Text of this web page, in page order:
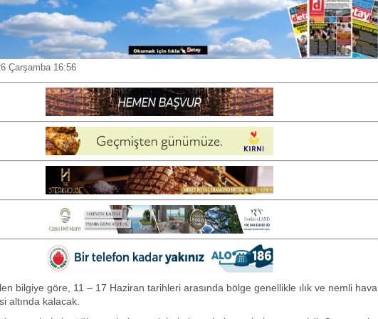
Çarşamba 16:56
bilgiye göre, 11 – 17 Haziran tarihleri arasında bölge genellikle ılık ve nemli hava
altında kalacak.